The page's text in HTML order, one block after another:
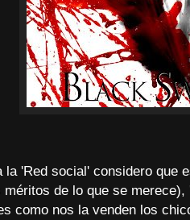
la 'Red social' considero que
de lo que se
como nos la venden los